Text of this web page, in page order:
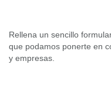
Rellena un sencillo
que podamos ponerte en
y empresas.